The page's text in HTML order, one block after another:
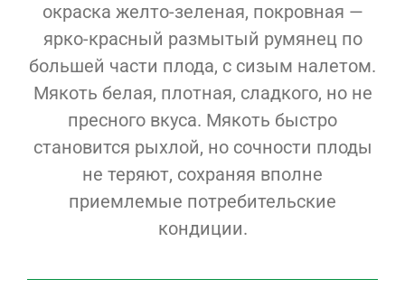
окраска желто-зеленая, покровная —
ярко-красный размытый румянец по
большей части плода, с сизым налетом.
Мякоть белая, плотная, сладкого, но не
пресного вкуса. Мякоть быстро
становится рыхлой, но сочности плоды
не теряют, сохраняя вполне
приемлемые потребительские
кондиции.